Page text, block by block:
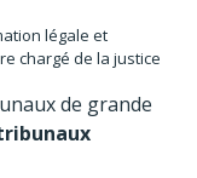
légale et
chargé de la justice
de grande